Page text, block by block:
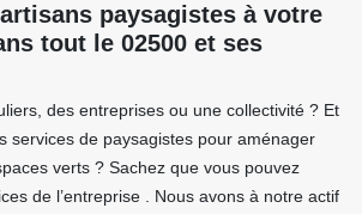
paysagistes à votre
tout le 02500 et ses
des entreprises ou une collectivité ? Et
services de paysagistes pour aménager
verts ? Sachez que vous pouvez
de l’entreprise . Nous avons à notre actif